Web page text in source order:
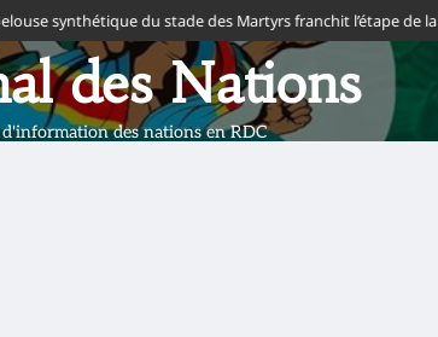
synthétique du stade des Martyrs franchit l’étape de la FIFA
des Nations
d'information des nations en RDC